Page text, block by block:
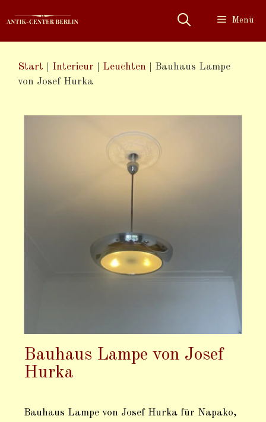
Menü
Start Interieur Leuchten
Bauhaus Lampe
von Josef Hurka
Bauhaus Lampe von Josef
Hurka
Bauhaus Lampe von Josef Hurka für Napako,